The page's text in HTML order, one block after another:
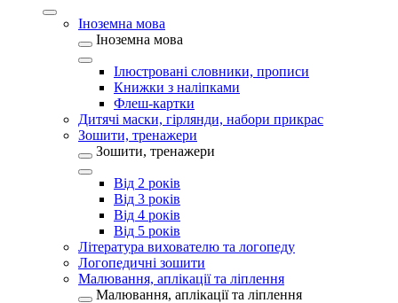
Іноземна мова
Іноземна мова
Ілюстровані словники, прописи
Книжки з наліпками
Флеш-картки
Дитячі маски, гірлянди, набори прикрас
Зошити, тренажери
Зошити, тренажери
Від 2 років
Від 3 років
Від 4 років
Від 5 років
Література вихователю та логопеду
Логопедичні зошити
Малювання, аплікації та ліплення
Малювання, аплікації та ліплення